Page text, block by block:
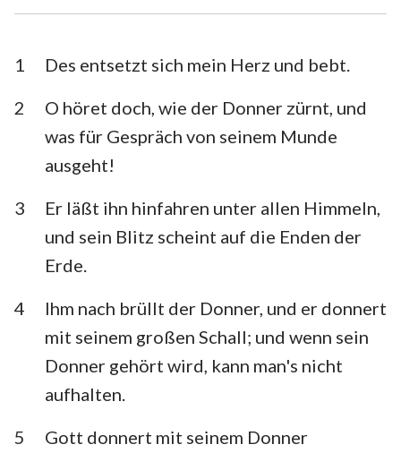
Esra Nehemia
Esther Hiob
Psalm Sprüche
Prediger Hohelied
Jesaja
Klagelieder Hesekiel
Daniel
Obadja Jona
Micha Nahum
1
Des entsetzt sich mein Herz und bebt.
2
O höret doch, wie der Donner zürnt, und
was für Gespräch von seinem Munde
ausgeht!
3
Er läßt ihn hinfahren unter allen Himmeln,
und sein Blitz scheint auf die Enden der
Erde.
4
Ihm nach brüllt der Donner, und er donnert
mit seinem großen Schall; und wenn sein
Donner gehört wird, kann man's nicht
aufhalten.
5
Gott donnert mit seinem Donner